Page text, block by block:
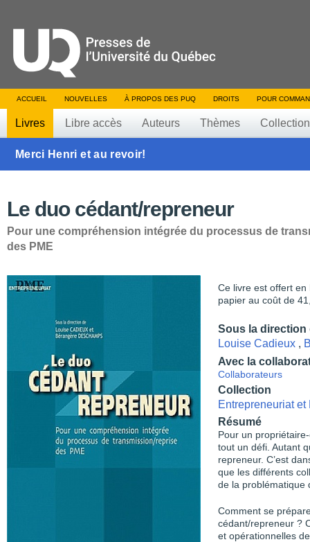
ACCUEIL NOUVELLES À PROPOS DES PUQ DROITS POUR
Livres Libre accès Auteurs Thèmes
Merci Henri et au revoir!
Le duo cédant/repreneur
Pour une compréhension intégrée du processus de
des PME
Ce livre est offert en
papier au coût de
Sous la direction
Louise Cadieux ,
Avec la
Collaborateurs
Collection
Entrepreneuriat et
Résumé
Pour un
tout un défi. Autant
repreneur. C’est
que les différents
de la problématique
Comment se
cédant/repreneur ?
et opérationnelles